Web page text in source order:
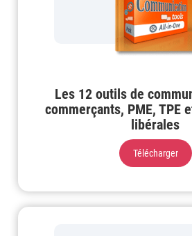
Les 12 outils de
commerçants, PME, TPE
libérales
Télécharger